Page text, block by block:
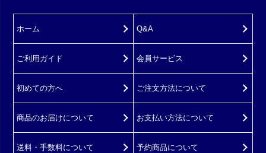
ホーム
ご利用ガイド
初めての方へ
Q&A
会員サービス
ご注文方法について
商品のお届けについて お支払い方法について
送料・手数料について 予約商品について